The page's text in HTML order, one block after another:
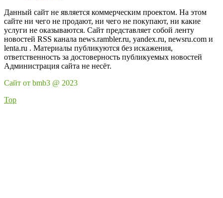
Данный сайт не является коммерческим проектом. На этом
сайте ни чего не продают, ни чего не покупают, ни какие
услуги не оказываются. Сайт представляет собой ленту
новостей RSS канала news.rambler.ru, yandex.ru, newsru.com и
lenta.ru . Материалы публикуются без искажения,
ответственность за достоверность публикуемых новостей
Администрация сайта не несёт.
Сайт от bmb3 @ 2023
Top